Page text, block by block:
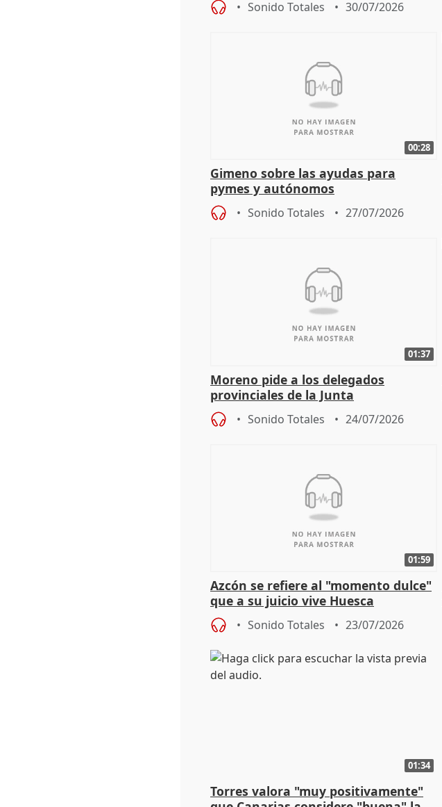
Sonido Totales 30/07/2026
00:28
Gimeno sobre las ayudas para
pymes y autónomos
Sonido Totales 27/07/2026
01:37
Moreno pide a los delegados
provinciales de la Junta
"determinación para afrontar los
retos", diálog
Sonido Totales 24/07/2026
01:59
Azcón se refiere al "momento dulce"
que a su juicio vive Huesca
Sonido Totales 23/07/2026
01:34
Torres valora "muy positivamente"